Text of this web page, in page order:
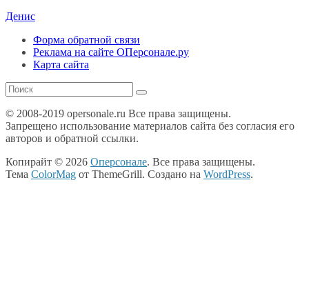
Денис
Форма обратной связи
Реклама на сайте ОПерсонале.ру
Карта сайта
© 2008-2019 opersonale.ru Все права защищены.
Запрещено использование материалов сайта без согласия его
авторов и обратной ссылки.
Копирайт © 2026 Оперсонале. Все права защищены.
Тема ColorMag от ThemeGrill. Создано на WordPress.